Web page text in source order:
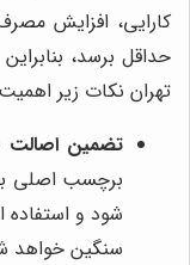
کارایی، افزایش
حداقل برسد،
تهران نکات زیر
تضمین اصالت
برچسب اصلی
شود و
سنگین خواهد